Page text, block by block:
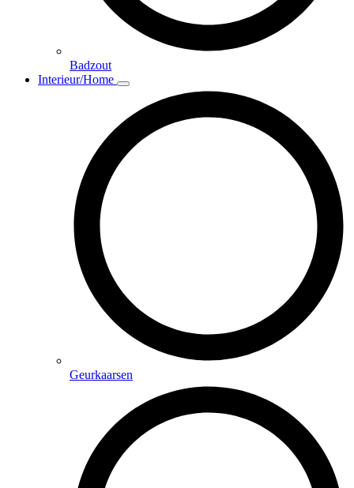
Badzout
Interieur/Home
Geurkaarsen